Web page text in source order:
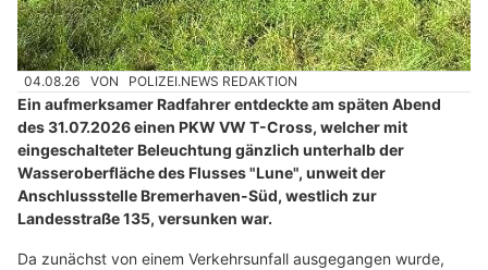
04.08.26 VON POLIZEI.NEWS REDAKTION
Ein aufmerksamer Radfahrer entdeckte am späten Abend
des 31.07.2026 einen PKW VW T-Cross, welcher mit
eingeschalteter Beleuchtung gänzlich unterhalb der
Wasseroberfläche des Flusses "Lune", unweit der
Anschlussstelle Bremerhaven-Süd, westlich zur
Landesstraße 135, versunken war.
Da zunächst von einem Verkehrsunfall ausgegangen wurde,